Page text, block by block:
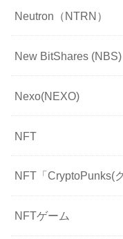
Neutron（NTRN）
New BitShares (NBS)
Nexo(NEXO)
NFT
NFT「CryptoPunks(
NFTゲーム